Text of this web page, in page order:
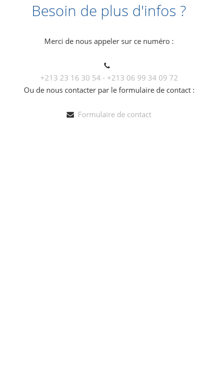
Besoin de plus d'infos ?
Merci de nous appeler sur ce numéro :
+213 23 16 30 54 - +213 06 99 34 09 72
Ou de nous contacter par le formulaire de contact :
Formulaire de contact